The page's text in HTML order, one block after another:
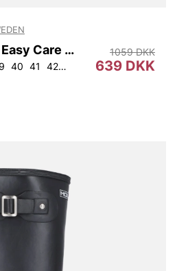
Buffett Easy Care Shirt W.Xtra-long Arm
40 41 42 44 639 DKK
1059 DKK